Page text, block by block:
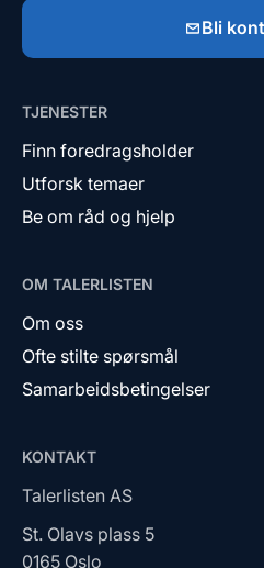
Bli
TJENESTER
Finn foredragsholder
Utforsk temaer
Be om råd og hjelp
OM TALERLISTEN
Om oss
Ofte stilte spørsmål
Samarbeidsbetingelser
KONTAKT
Talerlisten AS
St. Olavs plass 5
0165 Oslo